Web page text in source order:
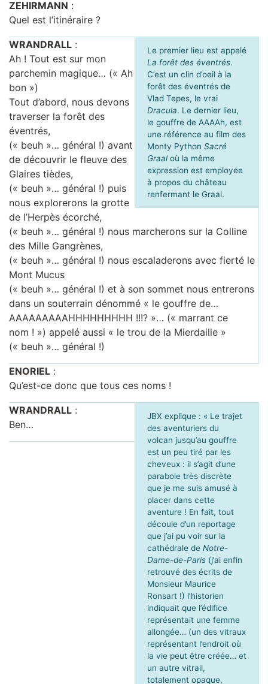
ZEHIRMANN :
Quel est l’itinéraire ?
Le premier lieu est appelé
La forêt des éventrés.
C’est un clin d’oeil à la
forêt des éventrés de
Vlad Tepes, le vrai
Dracula. Le dernier lieu,
le gouffre de AAAAh, est
une référence au film des
Monty Python Sacré
Graaloù la même
expression est employée
à propos du château
renfermant le Graal.
WRANDRALL :
Ah ! Tout est sur mon
parchemin magique… (« Ah
bon »)
Tout d’abord, nous devons
traverser la forêt des
éventrés,
(« beuh »… général !) avant
de découvrir le fleuve des
Glaires tièdes,
(« beuh »… général !) puis
nous explorerons la grotte
de l’Herpès écorché,
(« beuh »… général !) nous marcherons sur la Colline
des Mille Gangrènes,
(« beuh »… général !) nous escaladerons avec fierté le
Mont Mucus
(« beuh »… général !) et à son sommet nous entrerons
dans un souterrain dénommé « le gouffre de…
AAAAAAAAAHHHHHHHHH !!!? »… (« marrant ce
nom ! ») appelé aussi « le trou de la Mierdaille »
(« beuh »… général !)
ENORIEL :
Qu’est-ce donc que tous ces noms !
JBX explique : « Le trajet
des aventuriers du
volcan jusqu’au gouffre
est un peu tiré par les
cheveux : il s’agit d’une
parabole très discrète
que je me suis amusé à
placer dans cette
aventure ! En fait, tout
découle d’un reportage
que j’ai pu voir sur la
cathédrale de Notre-
Dame-de-Paris(j’ai enfin
retrouvé des écrits de
Monsieur Maurice
Ronsart !) l’historien
indiquait que l’édifice
représentait une femme
allongée… (un des vitraux
représentant l’endroit où
la vie peut être créée… et
un autre vitrail,
totalement opaque,
WRANDRALL :
Ben…